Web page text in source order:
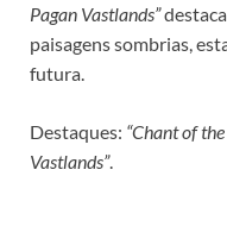
Pagan Vastlands”
paisagens sombrias,
futura.
Destaques: “Chant of
Vastlands”.